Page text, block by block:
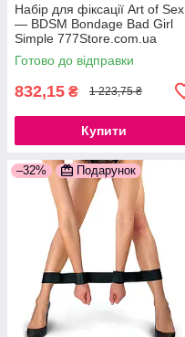
Набір для фіксації Art of Sex
— BDSM Bondage Bad Girl
Simple 777Store.com.ua
Готово до відправки
832,15 ₴ 1 223,75 ₴
Купити
–32% Подарунок